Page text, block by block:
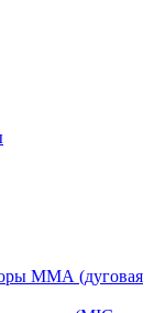
ММА (дуговая